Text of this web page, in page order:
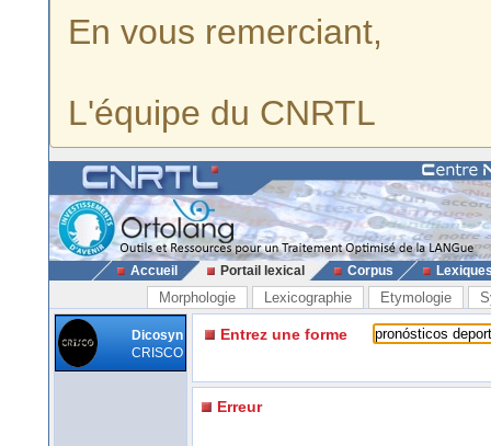
En vous remerciant,
L'équipe du CNRTL
Accueil Portail lexical Corpus
Morphologie Lexicographie Etymologie
Dicosyn
CRISCO
Entrez une forme
Erreur